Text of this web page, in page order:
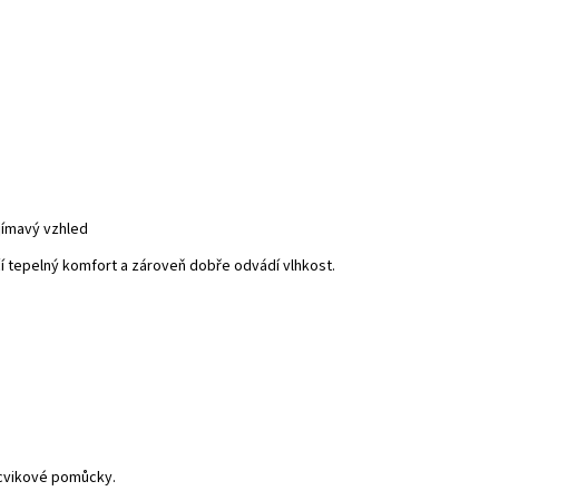
vzhled
tepelný komfort a zároveň dobře odvádí vlhkost.
pomůcky.